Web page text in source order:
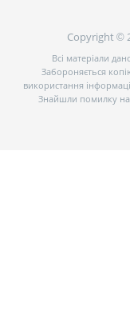
Copyright ©
Всі матеріали
Забороняється
використання
Знайшли помилку на